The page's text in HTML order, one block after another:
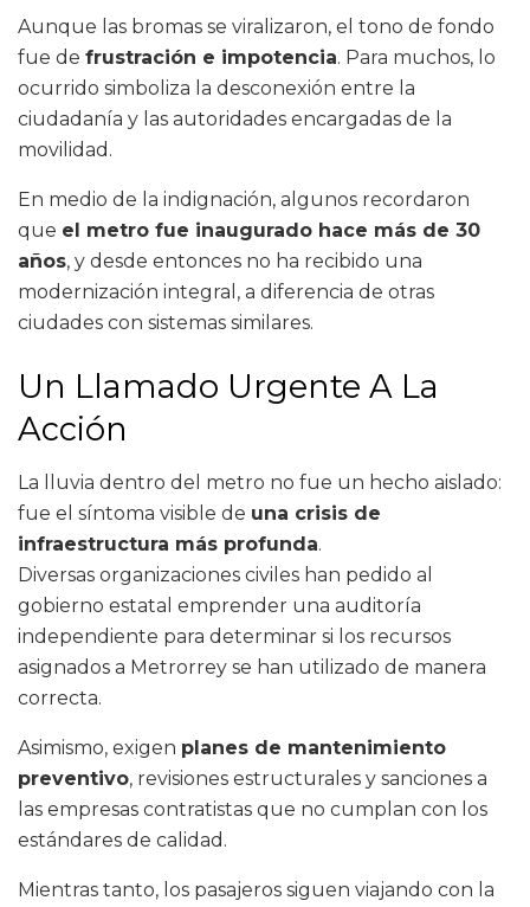
Aunque las bromas se viralizaron, el tono de fondo
fue de frustración e impotencia. Para muchos, lo
ocurrido simboliza la desconexión entre la
ciudadanía y las autoridades encargadas de la
movilidad.
En medio de la indignación, algunos recordaron
que el metro fue inaugurado hace más de 30
años, y desde entonces no ha recibido una
modernización integral, a diferencia de otras
ciudades con sistemas similares.
Un Llamado Urgente A La
Acción
La lluvia dentro del metro no fue un hecho aislado:
fue el síntoma visible de una crisis de
infraestructura más profunda.
Diversas organizaciones civiles han pedido al
gobierno estatal emprender una auditoría
independiente para determinar si los recursos
asignados a Metrorrey se han utilizado de manera
correcta.
Asimismo, exigen planes de mantenimiento
preventivo, revisiones estructurales y sanciones a
las empresas contratistas que no cumplan con los
estándares de calidad.
Mientras tanto, los pasajeros siguen viajando con la